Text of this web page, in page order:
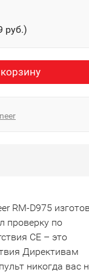
руб.)
RM-D975
проверку по
СЕ – это
Директивам
никогда вас